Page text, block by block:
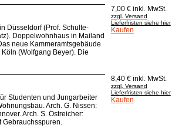
Düsseldorf (Prof. Schulte-
Doppelwohnhaus in Mailand
neue Kammeramtsgebäude
(Wolfgang Beyer). Die
7,00 € inkl. MwSt.
zzgl. Versand
Lieferfristen siehe hier
Kaufen
Studenten und Jungarbeiter
Arch. G. Nissen:
Arch. S. Östreicher:
Gebrauchsspuren.
8,40 € inkl. MwSt.
zzgl. Versand
Lieferfristen siehe hier
Kaufen